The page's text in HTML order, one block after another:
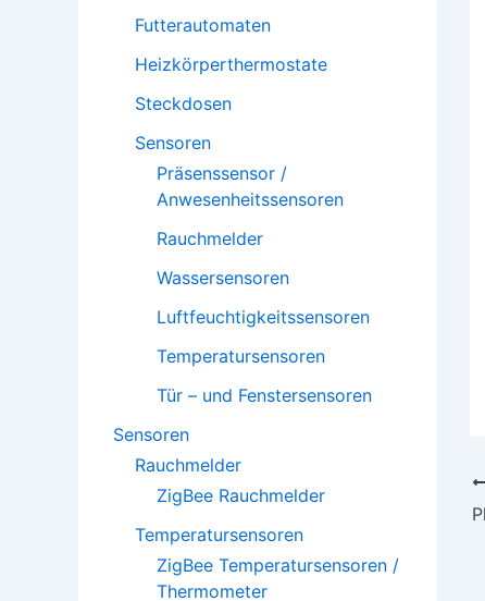
Futterautomaten
Heizkörperthermostate
Steckdosen
Sensoren
Präsenssensor /
Anwesenheitssensoren
Rauchmelder
Wassersensoren
Luftfeuchtigkeitssensoren
Temperatursensoren
Tür – und Fenstersensoren
Sensoren
Rauchmelder
ZigBee Rauchmelder
Temperatursensoren
ZigBee Temperatursensoren /
Thermometer